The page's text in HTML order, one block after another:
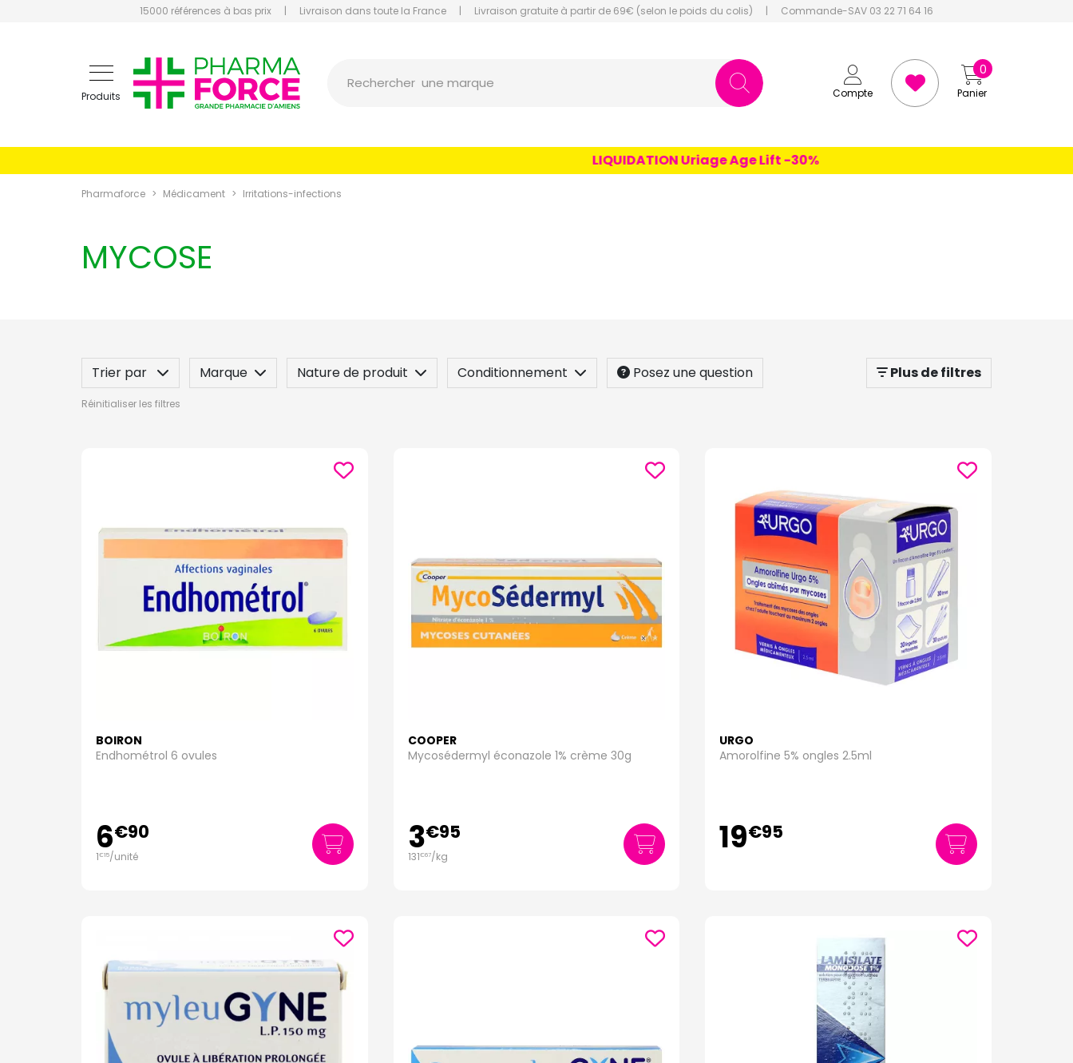
15000 références à bas prix | Livraison dans toute la France | Livraison gratuite à partir de 69€ (selon le poids du colis) | Commande-SAV 03 22 71 64 16
Produits Compte Panier
0
Rechercher
LIQUIDATION Uriage Age Lift -30%
Pharmaforce Médicament Irritations-infections
MYCOSE
Trier par Marque Nature de produit Conditionnement Posez une question Plus de filtres
Réinitialiser les filtres
BOIRON
Endhométrol 6 ovules
6€90
1€15/unité
COOPER
Mycosédermyl éconazole 1% crème 30g
3€95
131€67/kg
URGO
Amorolfine 5% ongles 2.5ml
19€95